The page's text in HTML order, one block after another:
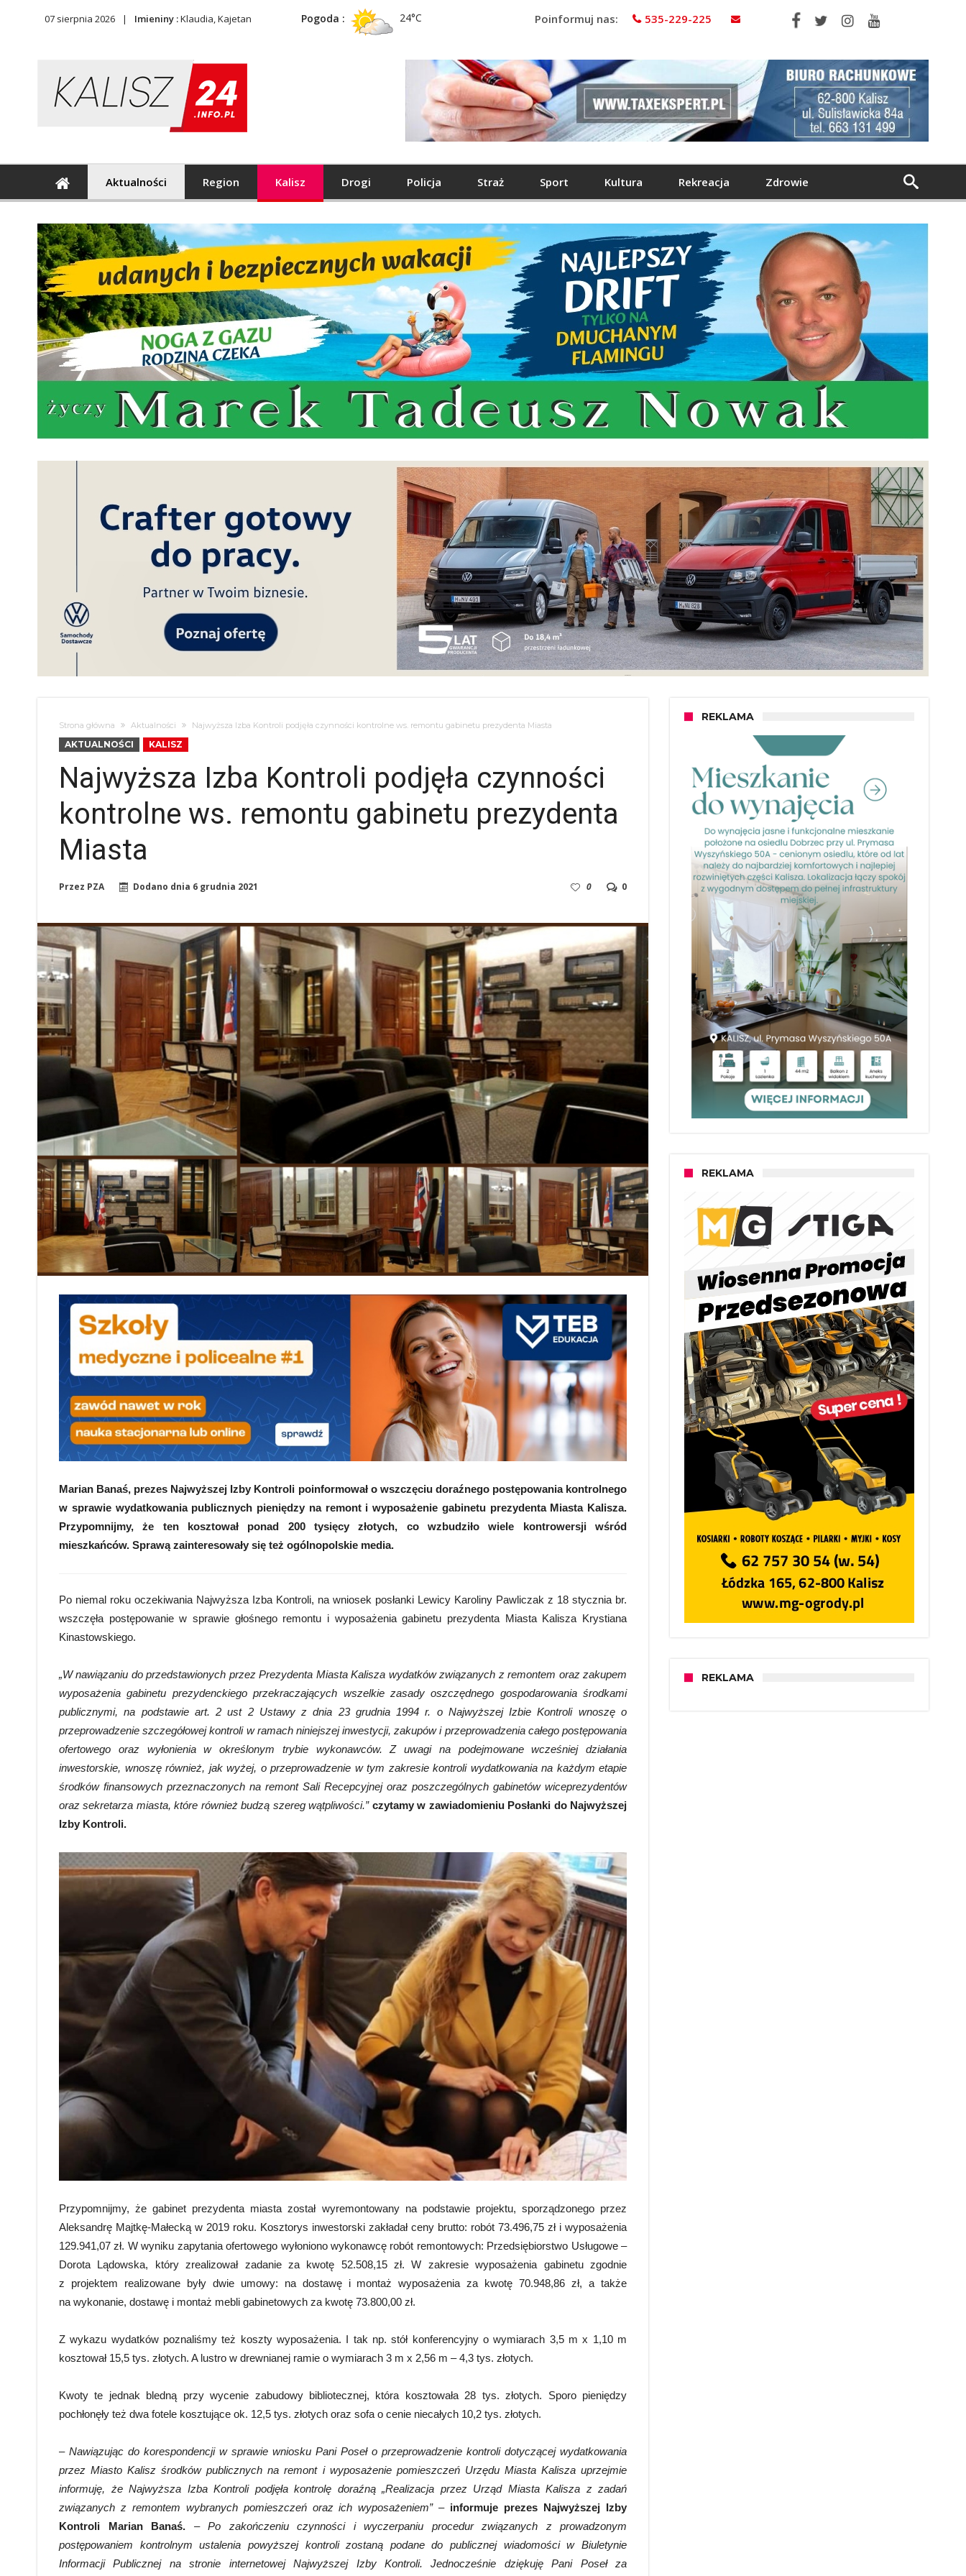
07 sierpnia 2026 Imieniny :Klaudia, Kajetan Pogoda : 24°C Poinformuj nas: 535-229-225
Aktualności Region Kalisz Drogi Policja Straż Sport Kultura Rekreacja Zdrowie
Strona główna Aktualności Najwyższa Izba Kontroli podjęła czynności kontrolne ws. remontu gabinetu prezydenta Miasta
AKTUALNOŚCI KALISZ
Najwyższa Izba Kontroli podjęła czynności
kontrolne ws. remontu gabinetu prezydenta
Miasta
Przez PZA Dodano dnia 6 grudnia 2021 0
0
Marian Banaś, prezes Najwyższej Izby Kontroli poinformował o wszczęciu doraźnego postępowania kontrolnego
w sprawie wydatkowania publicznych pieniędzy na remont i wyposażenie gabinetu prezydenta Miasta Kalisza.
Przypomnijmy, że ten kosztował ponad 200 tysięcy złotych, co wzbudziło wiele kontrowersji wśród
mieszkańców. Sprawą zainteresowały się też ogólnopolskie media.
Po niemal roku oczekiwania Najwyższa Izba Kontroli, na wniosek posłanki Lewicy Karoliny Pawliczak z 18 stycznia br.
wszczęła postępowanie w sprawie głośnego remontu i wyposażenia gabinetu prezydenta Miasta Kalisza Krystiana
Kinastowskiego.
„W nawiązaniu do przedstawionych przez Prezydenta Miasta Kalisza wydatków związanych z remontem oraz zakupem
wyposażenia gabinetu prezydenckiego przekraczających wszelkie zasady oszczędnego gospodarowania środkami
publicznymi, na podstawie art. 2 ust 2 Ustawy z dnia 23 grudnia 1994 r. o Najwyższej Izbie Kontroli wnoszę o
przeprowadzenie szczegółowej kontroli w ramach niniejszej inwestycji, zakupów i przeprowadzenia całego postępowania
ofertowego oraz wyłonienia w określonym trybie wykonawców. Z uwagi na podejmowane wcześniej działania
inwestorskie, wnoszę również, jak wyżej, o przeprowadzenie w tym zakresie kontroli wydatkowania na każdym etapie
środków finansowych przeznaczonych na remont Sali Recepcyjnej oraz poszczególnych gabinetów wiceprezydentów
oraz sekretarza miasta, które również budzą szereg wątpliwości.” czytamy w zawiadomieniu Posłanki do Najwyższej
Izby Kontroli.
Przypomnijmy, że gabinet prezydenta miasta został wyremontowany na podstawie projektu, sporządzonego przez
Aleksandrę Majtkę-Małecką w 2019 roku. Kosztorys inwestorski zakładał ceny brutto: robót 73.496,75 zł i wyposażenia
129.941,07 zł. W wyniku zapytania ofertowego wyłoniono wykonawcę robót remontowych: Przedsiębiorstwo Usługowe –
Dorota Lądowska, który zrealizował zadanie za kwotę 52.508,15 zł. W zakresie wyposażenia gabinetu zgodnie
z projektem realizowane były dwie umowy: na dostawę i montaż wyposażenia za kwotę 70.948,86 zł, a także
na wykonanie, dostawę i montaż mebli gabinetowych za kwotę 73.800,00 zł.
Z wykazu wydatków poznaliśmy też koszty wyposażenia. I tak np. stół konferencyjny o wymiarach 3,5 m x 1,10 m
kosztował 15,5 tys. złotych. A lustro w drewnianej ramie o wymiarach 3 m x 2,56 m – 4,3 tys. złotych.
Kwoty te jednak bledną przy wycenie zabudowy bibliotecznej, która kosztowała 28 tys. złotych. Sporo pieniędzy
pochłonęły też dwa fotele kosztujące ok. 12,5 tys. złotych oraz sofa o cenie niecałych 10,2 tys. złotych.
– Nawiązując do korespondencji w sprawie wniosku Pani Poseł o przeprowadzenie kontroli dotyczącej wydatkowania
przez Miasto Kalisz środków publicznych na remont i wyposażenie pomieszczeń Urzędu Miasta Kalisza uprzejmie
informuję, że Najwyższa Izba Kontroli podjęła kontrolę doraźną „Realizacja przez Urząd Miasta Kalisza z zadań
związanych z remontem wybranych pomieszczeń oraz ich wyposażeniem” – informuje prezes Najwyższej Izby
Kontroli Marian Banaś.
– Po zakończeniu czynności i wyczerpaniu procedur związanych z prowadzonym
postępowaniem kontrolnym ustalenia powyższej kontroli zostaną podane do publicznej wiadomości w Biuletynie
Informacji Publicznej na stronie internetowej Najwyższej Izby Kontroli. Jednocześnie dziękuję Pani Poseł za
REKLAMA
REKLAMA
REKLAMA